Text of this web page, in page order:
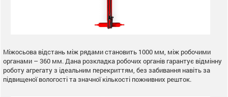
Міжосьова відстань між рядами становить 1000 мм, між робочими
органами – 360 мм. Дана розкладка робочих органів гарантує відмінну
роботу агрегату з ідеальним перекриттям, без забивання навіть за
підвищеної вологості та значної кількості пожнивних решток.